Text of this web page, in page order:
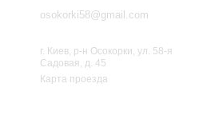
osokorki58@gmail.com
г. Киев, р-н Осокорки, ул. 58-я
Садовая, д. 45
Карта проезда